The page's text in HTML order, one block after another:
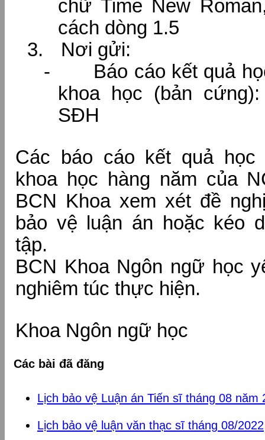
chữ Time New
cách dòng 1.5
3.
Nơi gửi:
-
Báo cáo kết quả
khoa học (bản
SĐH
Các báo cáo kết quả
khoa học hàng năm của
BCN Khoa xem xét đề
bảo vệ luận án hoặc kéo
tập.
BCN Khoa Ngôn ngữ học
nghiêm túc thực hiện.
Khoa Ngôn ngữ học
Các bài đã đăng
Lịch bảo vệ Luận án Tiến sĩ tháng 08 năm
Lịch bảo vệ luận văn thạc sĩ tháng 08/2022